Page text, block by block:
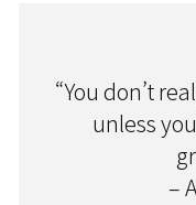
“You don’t
unless
–